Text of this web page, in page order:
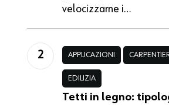
velocizzarne i…
APPLICAZIONI
EDILIZIA
Tetti in legno: